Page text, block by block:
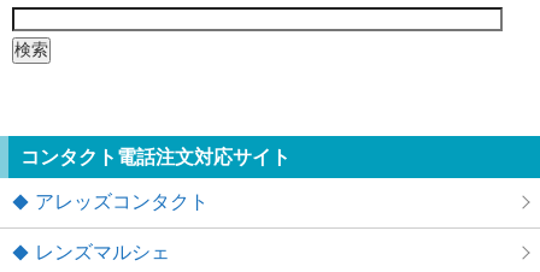
検
索:
コンタクト電話注文対応サイト
アレッズコンタクト
レンズマルシェ